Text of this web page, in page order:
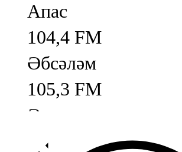
Апас
104,4 FM
Әбсәләм
105,3 FM
Әлмәт
92,9 FM